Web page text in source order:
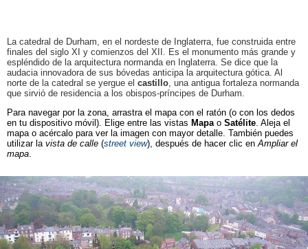
La catedral de Durham, en el nordeste de Inglaterra, fue construida entre
finales del siglo XI y comienzos del XII. Es el monumento más grande y
espléndido de la arquitectura normanda en Inglaterra. Se dice que la
audacia innovadora de sus bóvedas anticipa la arquitectura gótica. Al
norte de la catedral se yergue el castillo, una antigua fortaleza normanda
que sirvió de residencia a los obispos-príncipes de Durham.
Para navegar por la zona, arrastra el mapa con el ratón (o con los dedos
en tu dispositivo móvil). Elige entre las vistas Mapao Satélite. Aleja el
mapa o acércalo para ver la imagen con mayor detalle. También puedes
utilizar la vista de calle (street view), después de hacer clic enAmpliar el
mapa.